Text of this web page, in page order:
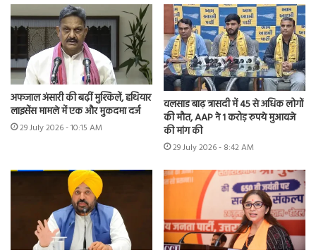
अफजाल अंसारी की बढ़ीं मुश्किलें, हथियार
लाइसेंस मामले में एक और मुकदमा दर्ज
29 July 2026 - 10:15 AM
वलसाड बाढ़ त्रासदी में 45 से अधिक लोगों
की मौत, AAP ने 1 करोड़ रुपये मुआवजे
की मांग की
29 July 2026 - 8:42 AM